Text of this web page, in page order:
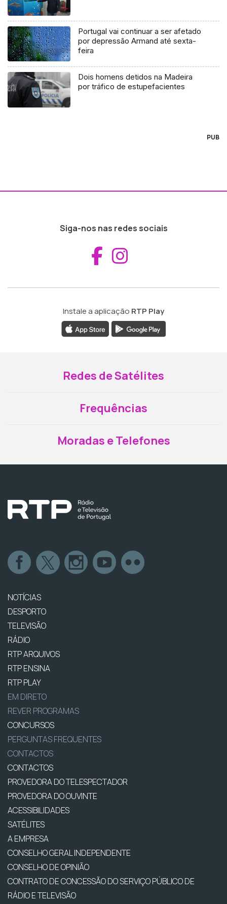
Portugal vai continuar a ser afetado
por depressão Armand até sexta-
feira
Dois homens detidos na Madeira
por tráfico de estupefacientes
PUB
Siga-nos nas redes sociais
Aceder ao
Instale a aplicação RTP Play
Redes de Satélites
Frequências
Moradas e Telefones
NOTÍCIAS
DESPORTO
TELEVISÃO
RÁDIO
RTP ARQUIVOS
RTP ENSINA
RTP PLAY
EM DIRETO
REVER PROGRAMAS
CONCURSOS
PERGUNTAS FREQUENTES
CONTACTOS
CONTACTOS
PROVEDORA DO TELESPECTADOR
PROVEDORA DO OUVINTE
ACESSIBILIDADES
SATÉLITES
A EMPRESA
CONSELHO GERAL INDEPENDENTE
CONSELHO DE OPINIÃO
CONTRATO DE CONCESSÃO DO SERVIÇO PÚBLICO DE
RÁDIO E TELEVISÃO